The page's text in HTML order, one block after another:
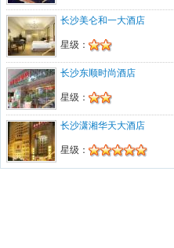
1339760****预订的台湾(Taiwan)-台湾自
由行签证-预定1张已经回传确认。请打印
电子票前往。订单编号为：201606****5
74。
1330747****预订的日本(japan)-日本商
务签证(自备邀请函)-预定1张已经回传确
认。请打印电子票前往。订单编号为：20
1605****835。
1330747****预订的日本(japan)-日本商
务签证(自备邀请函)-预定1张已经回传确
认。请打印电子票前往。订单编号为：20
1701****703。
长沙美仑和一大酒店
星级：
长沙东顺时尚酒店
星级：
长沙潇湘华天大酒店
星级：